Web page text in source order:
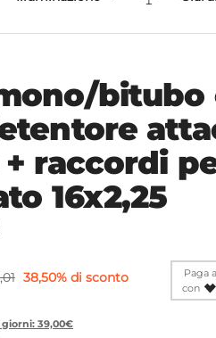
bitubo
raccordi
16x2,25
38,50% di sconto
39,00€
Paga
con